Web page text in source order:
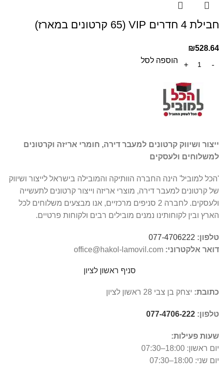
חבילת 4 חדרים VIP (65 קרטונים במארז)
₪528.64
הוספה לסל
ייצור ושיווק קרטונים למעבר דירה, חומרי אריזה וקרטונים
למשלוחים ולעסקים
'הכל למוביל' הינה החברה הוותיקה והמובילה בישראל לייצור ושיווק
של קרטונים למעבר דירה, מוצרי אריזה וייצור קרטונים לתעשייה
ולעסקים. לחברה 2 סניפים מרכזיים, אנו מבצעים משלוחים לכל
הארץ ובין לקוחותינו נמנים מובילים רבים ולקוחות פרטיים.
טלפון: 077-4706222
דואר אלקטרוני:
סניף ראשון לציון
כתובת: יצחק בן צבי 28 ראשון לציון
טלפון: 077-4706-222
שעות פעילות:
יום ראשון: 18:00–07:30
יום שני: 18:00–07:30